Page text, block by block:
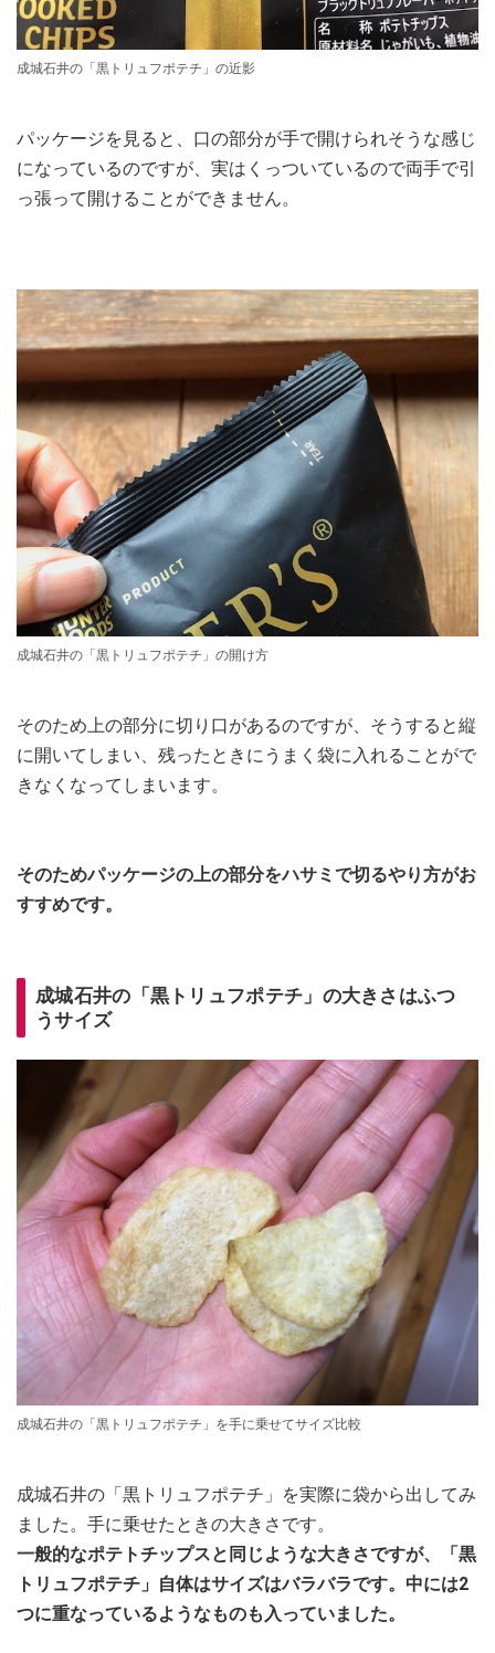
成城石井の「黒トリュフポテチ」の近影
パッケージを見ると、口の部分が手で開けられそうな感じ
になっているのですが、実はくっついているので両手で引
っ張って開けることができません。
成城石井の「黒トリュフポテチ」の開け方
そのため上の部分に切り口があるのですが、そうすると縦
に開いてしまい、残ったときにうまく袋に入れることがで
きなくなってしまいます。
そのためパッケージの上の部分をハサミで切るやり方がお
すすめです。
成城石井の「黒トリュフポテチ」の大きさはふつ
うサイズ
成城石井の「黒トリュフポテチ」を手に乗せてサイズ比較
成城石井の「黒トリュフポテチ」を実際に袋から出してみ
ました。手に乗せたときの大きさです。
一般的なポテトチップスと同じような大きさですが、「黒
トリュフポテチ」自体はサイズはバラバラです。中には2
つに重なっているようなものも入っていました。